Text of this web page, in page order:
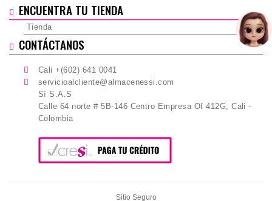
ENCUENTRA TU TIENDA
Tienda
CONTÁCTANOS
Cali +(602) 641 0041
servicioalcliente@almacenessi.com
Sí S.A.S
Calle 64 norte # 5B-146 Centro Empresa Of 412G, Cali -
Colombia
Sitio Seguro